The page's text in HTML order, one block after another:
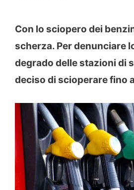
Con lo sciopero dei
scherza. Per denunciare
degrado delle stazioni di
deciso di scioperare fino